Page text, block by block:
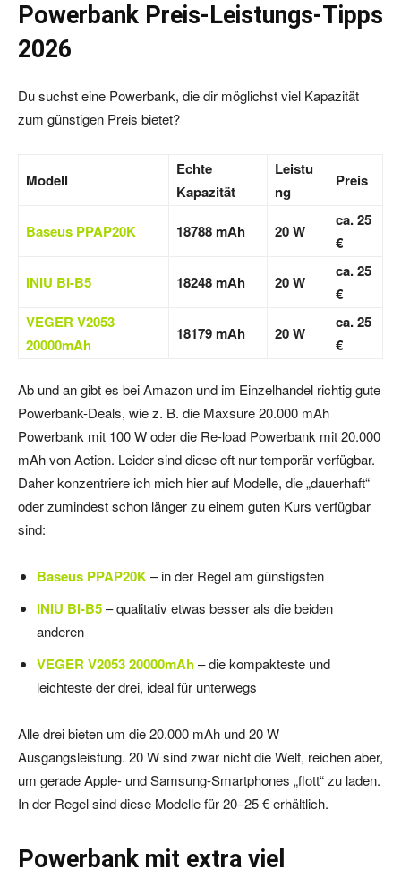
Powerbank Preis-Leistungs-Tipps
2026
Du suchst eine Powerbank, die dir möglichst viel Kapazität
zum günstigen Preis bietet?
Modell
Echte
Kapazität
Leistu
ng
Preis
Baseus PPAP20K 18788 mAh 20 W
ca. 25
€
INIU BI-B5
18248 mAh 20 W
ca. 25
€
VEGER V2053
20000mAh
18179 mAh 20 W
ca. 25
€
Ab und an gibt es bei Amazon und im Einzelhandel richtig gute
Powerbank-Deals, wie z. B. die Maxsure 20.000 mAh
Powerbank mit 100 W oder die Re-load Powerbank mit 20.000
mAh von Action. Leider sind diese oft nur temporär verfügbar.
Daher konzentriere ich mich hier auf Modelle, die „dauerhaft“
oder zumindest schon länger zu einem guten Kurs verfügbar
sind:
Baseus PPAP20K– in der Regel am günstigsten
INIU BI-B5– qualitativ etwas besser als die beiden
anderen
VEGER V2053 20000mAh– die kompakteste und
leichteste der drei, ideal für unterwegs
Alle drei bieten um die 20.000 mAh und 20 W
Ausgangsleistung. 20 W sind zwar nicht die Welt, reichen aber,
um gerade Apple- und Samsung-Smartphones „flott“ zu laden.
In der Regel sind diese Modelle für 20–25 € erhältlich.
Powerbank mit extra viel